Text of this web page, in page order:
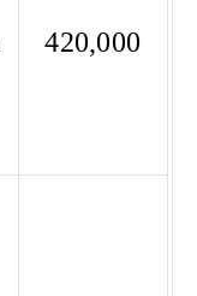
420,000